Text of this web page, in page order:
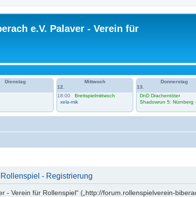
e.V. Palaver - Verein für
Dienstag
Mittwoch
12.
18:00
Brettspielmittwoch
xela-mik
Donnerstag
13.
DnD Drachentöter
Shadowrun 5: Nürnberg
- Registrierung
- Verein für Rollenspiel“ („http://forum.rollenspielverein-